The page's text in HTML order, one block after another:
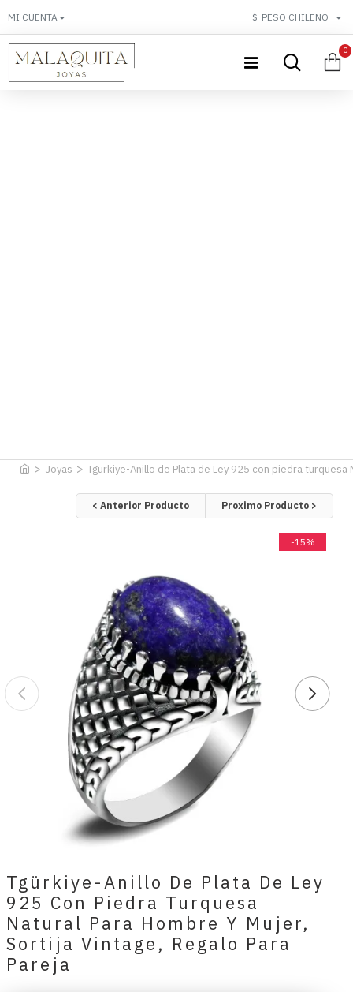
MI CUENTA $ PESO CHILENO
0
Joyas Tgürkiye-Anillo de Plata de Ley 925 con piedra
< Anterior Producto Proximo Producto >
-15%
Tgürkiye-Anillo De Plata De Ley
925 Con Piedra Turquesa
Natural Para Hombre Y Mujer,
Sortija Vintage, Regalo Para
Pareja